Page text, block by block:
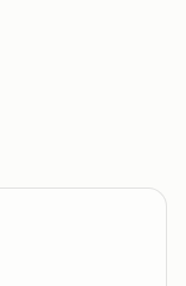
zu